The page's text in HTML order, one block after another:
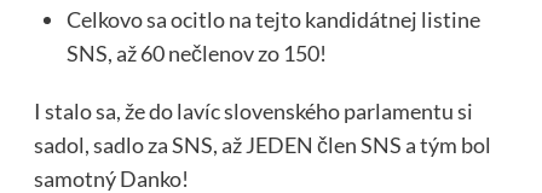
Celkovo sa ocitlo na tejto kandidátnej listine
SNS, až 60 nečlenov zo 150!
I stalo sa, že do lavíc slovenského parlamentu si
sadol, sadlo za SNS, až JEDEN člen SNS a tým bol
samotný Danko!